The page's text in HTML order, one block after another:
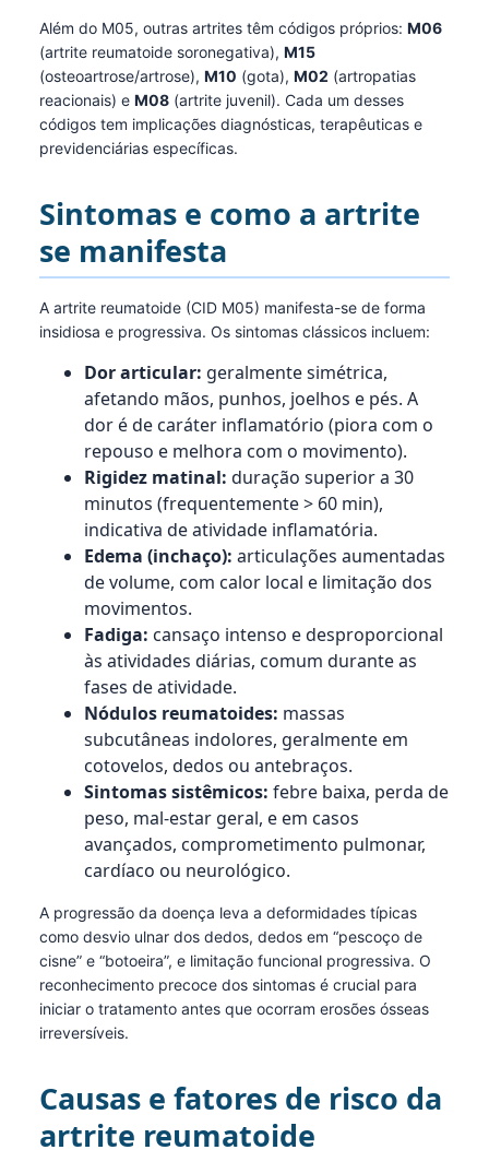
Além do M05, outras artrites têm códigos próprios: M06
(artrite reumatoide soronegativa), M15
(osteoartrose/artrose), M10 (gota), M02 (artropatias
reacionais) e M08 (artrite juvenil). Cada um desses
códigos tem implicações diagnósticas, terapêuticas e
previdenciárias específicas.
Sintomas e como a artrite
se manifesta
A artrite reumatoide (CID M05) manifesta-se de forma
insidiosa e progressiva. Os sintomas clássicos incluem:
Dor articular: geralmente simétrica,
afetando mãos, punhos, joelhos e pés. A
dor é de caráter inflamatório (piora com o
repouso e melhora com o movimento).
Rigidez matinal: duração superior a 30
minutos (frequentemente > 60 min),
indicativa de atividade inflamatória.
Edema (inchaço): articulações aumentadas
de volume, com calor local e limitação dos
movimentos.
Fadiga: cansaço intenso e desproporcional
às atividades diárias, comum durante as
fases de atividade.
Nódulos reumatoides: massas
subcutâneas indolores, geralmente em
cotovelos, dedos ou antebraços.
Sintomas sistêmicos: febre baixa, perda de
peso, mal-estar geral, e em casos
avançados, comprometimento pulmonar,
cardíaco ou neurológico.
A progressão da doença leva a deformidades típicas
como desvio ulnar dos dedos, dedos em “pescoço de
cisne” e “botoeira”, e limitação funcional progressiva. O
reconhecimento precoce dos sintomas é crucial para
iniciar o tratamento antes que ocorram erosões ósseas
irreversíveis.
Causas e fatores de risco da
artrite reumatoide